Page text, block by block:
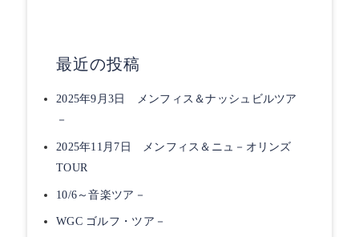
最近の投稿
2025年9月3日 メンフィス＆ナッシュビルツア
－
2025年11月7日 メンフィス＆ニュ－オリンズ
TOUR
10/6～音楽ツア－
WGC ゴルフ・ツア－